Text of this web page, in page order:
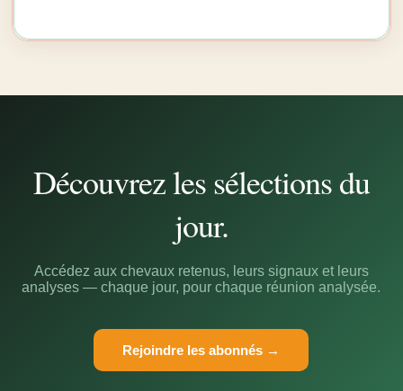
Découvrez les sélections du
jour.
Accédez aux chevaux retenus, leurs signaux et leurs
analyses — chaque jour, pour chaque réunion analysée.
Rejoindre les abonnés →